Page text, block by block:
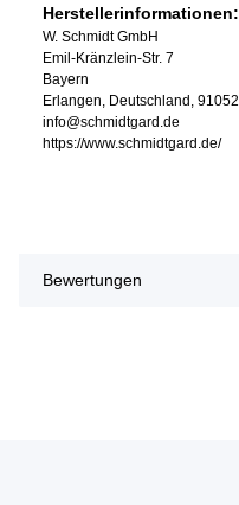
Herstellerinformationen:
W. Schmidt GmbH
Emil-Kränzlein-Str. 7
Bayern
Erlangen, Deutschland, 91052
info@schmidtgard.de
https://www.schmidtgard.de/
Bewertungen